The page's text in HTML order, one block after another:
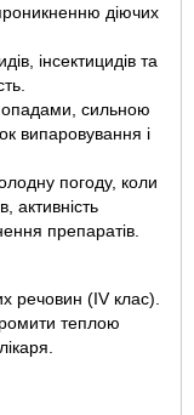
діючих
інсектицидів та
опадами, сильною
випаровування і
погоду, коли
активність
препаратів.
речовин (IV клас).
теплою